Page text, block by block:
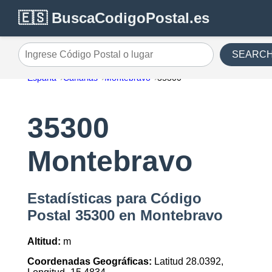
🇪🇸 BuscaCodigoPostal.es
Ingrese Código Postal o lugar
España Canarias Montebravo 35300
35300
Montebravo
Estadísticas para Código
Postal 35300 en Montebravo
Altitud: m
Coordenadas Geográficas: Latitud 28.0392,